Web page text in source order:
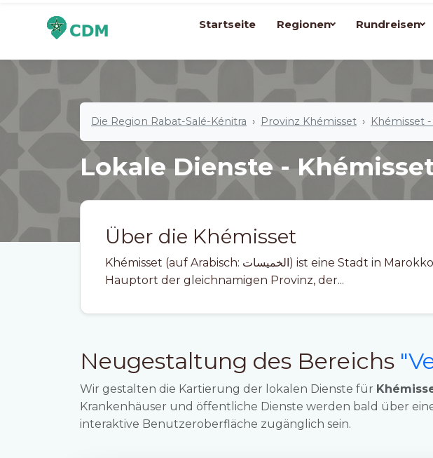
Startseite Regionen Rundreisen
Die Region Rabat-Salé-Kénitra Provinz Khémisset Khémisset
Lokale Dienste -
Über die Khémisset
Khémisset (auf Arabisch: الخميسات) ist eine Stadt in Marokko. Sie ist zudem der
Hauptort der gleichnamigen Provinz, der...
Neugestaltung des Bereichs
Wir gestalten die Kartierung der lokalen Dienste für
Krankenhäuser und öffentliche Dienste werden bald über
interaktive Benutzeroberfläche zugänglich sein.